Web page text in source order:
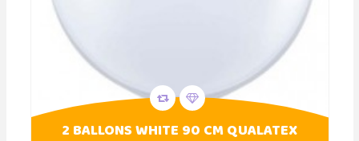
2 BALLONS WHITE 90 CM QUALATEX